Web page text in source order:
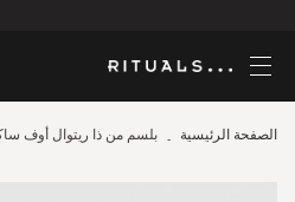
الصفحة الرئيسية بلسم من ذا ريتوال أوف